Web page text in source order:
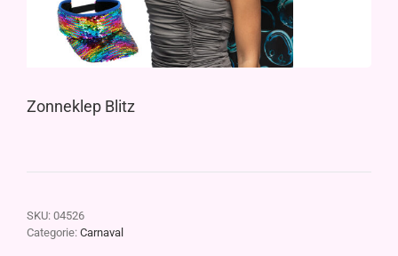
Zonneklep Blitz
SKU: 04526
Categorie: Carnaval